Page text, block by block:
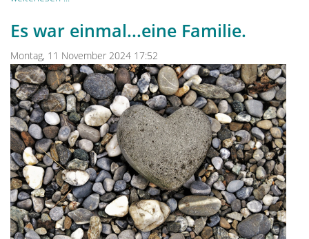
Es war einmal...eine Familie.
Montag, 11 November 2024 17:52